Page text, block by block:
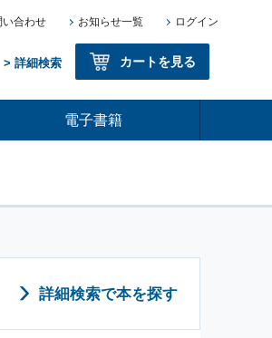
い合わせ お知らせ一覧 ログイン
> 詳細検索 カートを見る
電子書籍
詳細検索で本を探す